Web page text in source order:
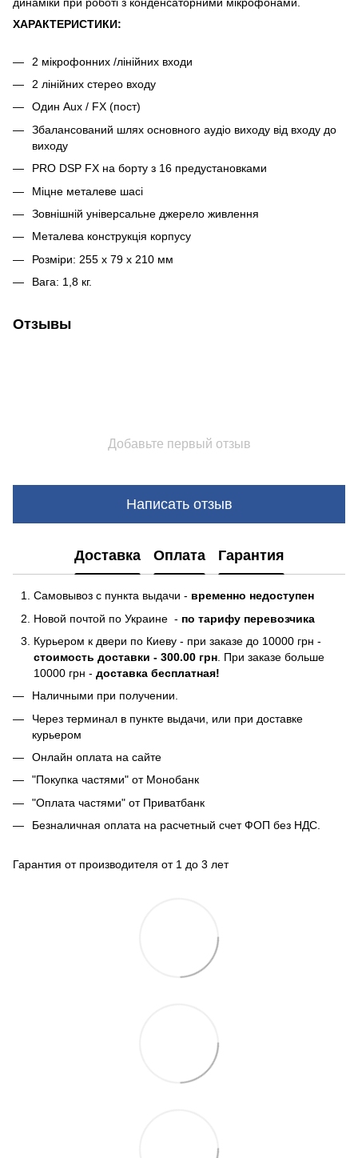
ХАРАКТЕРИСТИКИ:
2 мікрофонних /лінійних входи
2 лінійних стерео входу
Один Aux / FX (пост)
Збалансований шлях основного аудіо виходу від входу до
виходу
PRO DSP FX на борту з 16 предустановками
Міцне металеве шасі
Зовнішній універсальне джерело живлення
Металева конструкція корпусу
Розміри: 255 x 79 x 210 мм
Вага: 1,8 кг.
Отзывы
Добавьте первый отзыв
Написать отзыв
Доставка Оплата Гарантия
Самовывоз с пункта выдачи - временно недоступен
Новой почтой по Украине - по тарифу перевозчика
Курьером к двери по Киеву - при заказе до 10000 грн -
стоимость доставки - 300.00 грн . При заказе больше
10000 грн - доставка бесплатная!
Наличными при получении.
Через терминал в пункте выдачи, или при доставке
курьером
Онлайн оплата на сайте
"Покупка частями" от Монобанк
"Оплата частями" от Приватбанк
Безналичная оплата на расчетный счет ФОП без НДС.
Гарантия от производителя от 1 до 3 лет